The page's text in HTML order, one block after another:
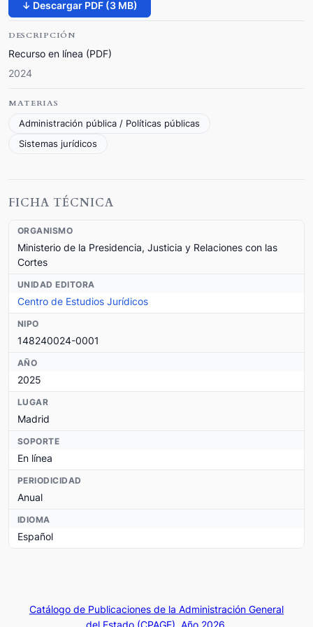
↓ Descargar PDF (3 MB)
DESCRIPCIÓN
Recurso en línea (PDF)
2024
MATERIAS
Administración pública / Políticas públicas
Sistemas jurídicos
FICHA TÉCNICA
ORGANISMO
Ministerio de la Presidencia, Justicia y Relaciones con las
Cortes
UNIDAD EDITORA
Centro de Estudios Jurídicos
NIPO
148240024-0001
AÑO
2025
LUGAR
Madrid
SOPORTE
En línea
PERIODICIDAD
Anual
IDIOMA
Español
Catálogo de Publicaciones de la Administración General